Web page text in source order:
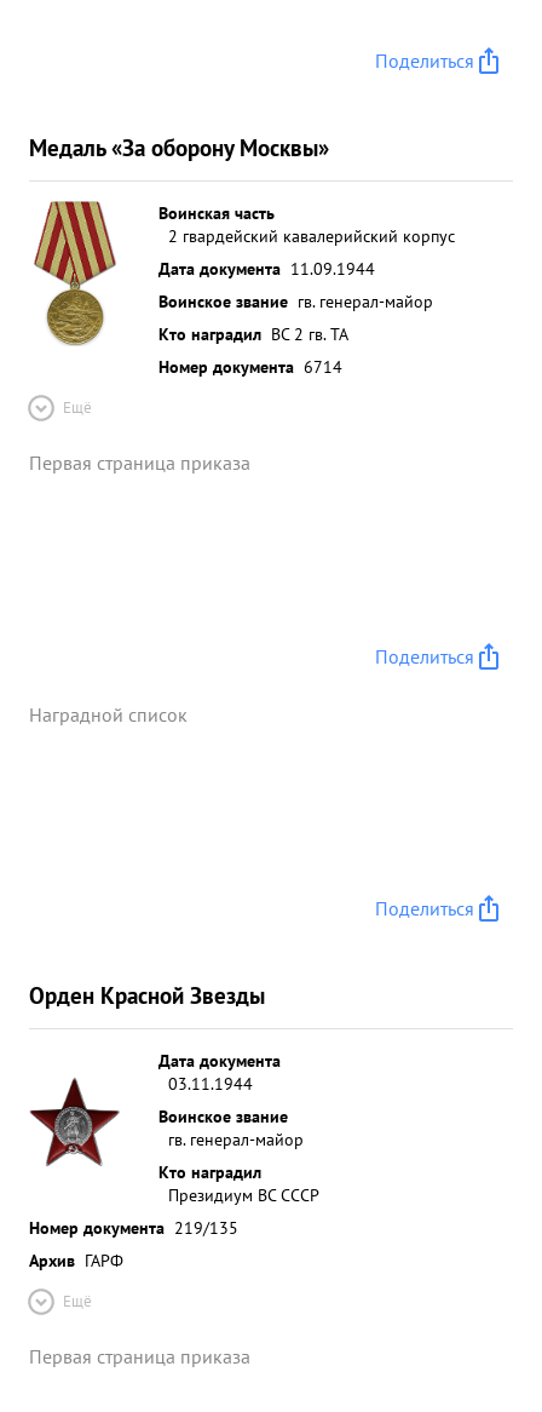
Поделиться
Медаль «За оборону Москвы»
Воинская часть
2 гвардейский кавалерийский корпус
Дата документа 11.09.1944
Воинское звание гв. генерал-майор
Кто наградил ВС 2 гв. ТА
Номер документа 6714
Ещё
Первая страница приказа
Поделиться
Наградной список
Поделиться
Орден Красной Звезды
Дата документа
03.11.1944
Воинское звание
гв. генерал-майор
Кто наградил
Президиум ВС СССР
Номер документа 219/135
Архив ГАРФ
Ещё
Первая страница приказа